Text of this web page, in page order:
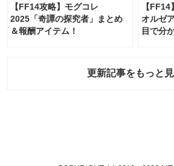
【FF14攻略】モグコレ
2025「奇譚の探究者」まとめ
＆報酬アイテム！
【
オルゼ
目で分
更新記事をもっと